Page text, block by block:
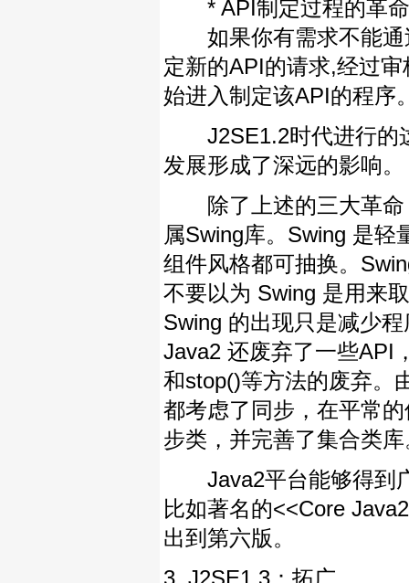
* API制定过程的革命
如果你有需求不能通
定新的API的请求,经过
始进入制定该API的程序
J2SE1.2时代进行的
发展形成了深远的影响。
除了上述的三大革命
属Swing库。Swing 是
组件风格都可抽换。
不要以为 Swing 是用来
Swing 的出现只是减少
Java2 还废弃了一些API
和stop()等方法的废弃。
都考虑了同步，在平常
步类，并完善了集合类
Java2平台能够得到广
比如著名的<<Core
出到第六版。
3. J2SE1.3：拓广